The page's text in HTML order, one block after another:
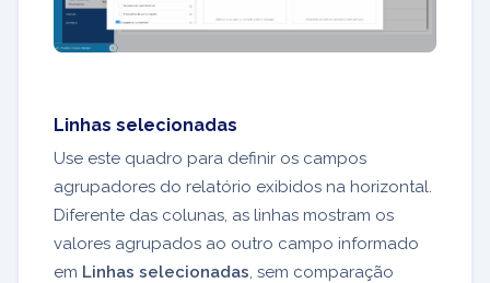
Linhas selecionadas
Use este quadro para definir os campos
agrupadores do relatório exibidos na horizontal.
Diferente das colunas, as linhas mostram os
valores agrupados ao outro campo informado
em Linhas selecionadas, sem comparação